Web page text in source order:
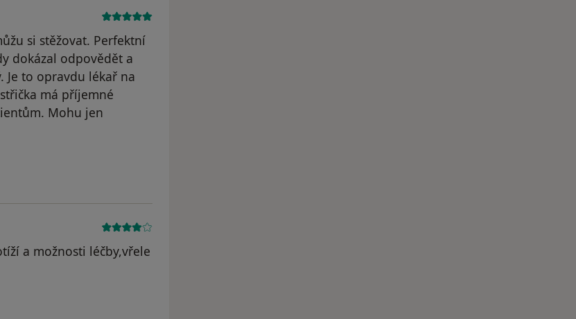
si stěžovat. Perfektní
dokázal odpovědět a
Je to opravdu lékař na
má příjemné
Mohu jen
a možnosti léčby,vřele